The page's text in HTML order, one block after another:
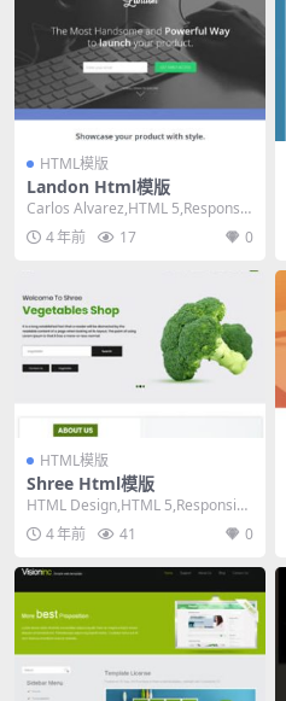
HTML模版
Landon Html模版
Carlos Alvarez,HTML 5,Responsiv
e, Mixed ...
4 年前 17 0
HTML模版
Shree Html模版
HTML Design,HTML 5,Responsiv
e, 3 Columns...
4 年前 41 0